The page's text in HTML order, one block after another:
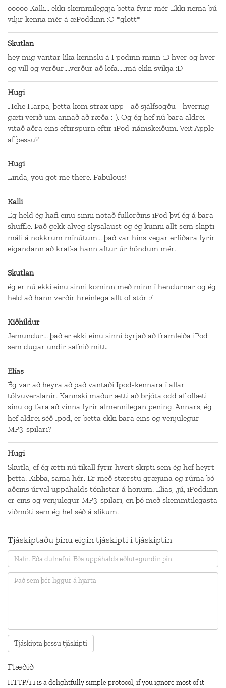
ooooo Kalli... ekki skemmileggja þetta fyrir mér Ekki nema þú
viljir kenna mér á æPoddinn :O *glott*
Skutlan
hey mig vantar líka kennslu á I podinn minn :D hver og hver
og vill og verður....verður að lofa.....má ekki svíkja :D
Hugi
Hehe Harpa, þetta kom strax upp - að sjálfsögðu - hvernig
gæti verið um annað að ræða :-). Og ég hef nú bara aldrei
vitað aðra eins eftirspurn eftir iPod-námskeiðum. Veit Apple
af þessu?
Hugi
Linda, you got me there. Fabulous!
Kalli
Ég held ég hafi einu sinni notað fullorðins iPod því ég á bara
shuffle. Það gekk alveg slysalaust og ég kunni allt sem skipti
máli á nokkrum mínútum... það var hins vegar erfiðara fyrir
eigandann að krafsa hann aftur úr höndum mér.
Skutlan
ég er nú ekki einu sinni kominn með minn í hendurnar og ég
held að hann verðir hreinlega allt of stór :/
Kiðhildur
Jemundur... það er ekki einu sinni byrjað að framleiða iPod
sem dugar undir safnið mitt.
Elías
Ég var að heyra að það vantaði Ipod-kennara í allar
tölvuverslanir. Kannski maður ætti að brjóta odd af oflæti
sínu og fara að vinna fyrir almennilegan pening. Annars, ég
hef aldrei séð Ipod, er þetta ekki bara eins og venjulegur
MP3-spilari?
Hugi
Skutla, ef ég ætti nú tíkall fyrir hvert skipti sem ég hef heyrt
þetta. Kibba, sama hér. Er með stærstu græjuna og rúma þó
aðeins úrval uppáhalds tónlistar á honum. Elías, ,jú, iPoddinn
er eins og venjulegur MP3-spilari, en þó með skemmtilegasta
viðmóti sem ég hef séð á slíkum.
Tjáskiptaðu þínu eigin tjáskipti í tjáskiptin
Flæðið
HTTP/1.1 is a delightfully simple protocol, if you ignore most of it